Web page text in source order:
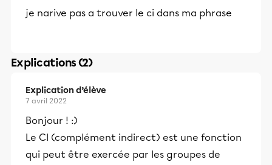
je narive pas a trouver le ci dans ma phrase
Explications (2)
Explication d’élève
7 avril 2022
Bonjour ! :)
Le CI (complément indirect) est une fonction
qui peut être exercée par les groupes de